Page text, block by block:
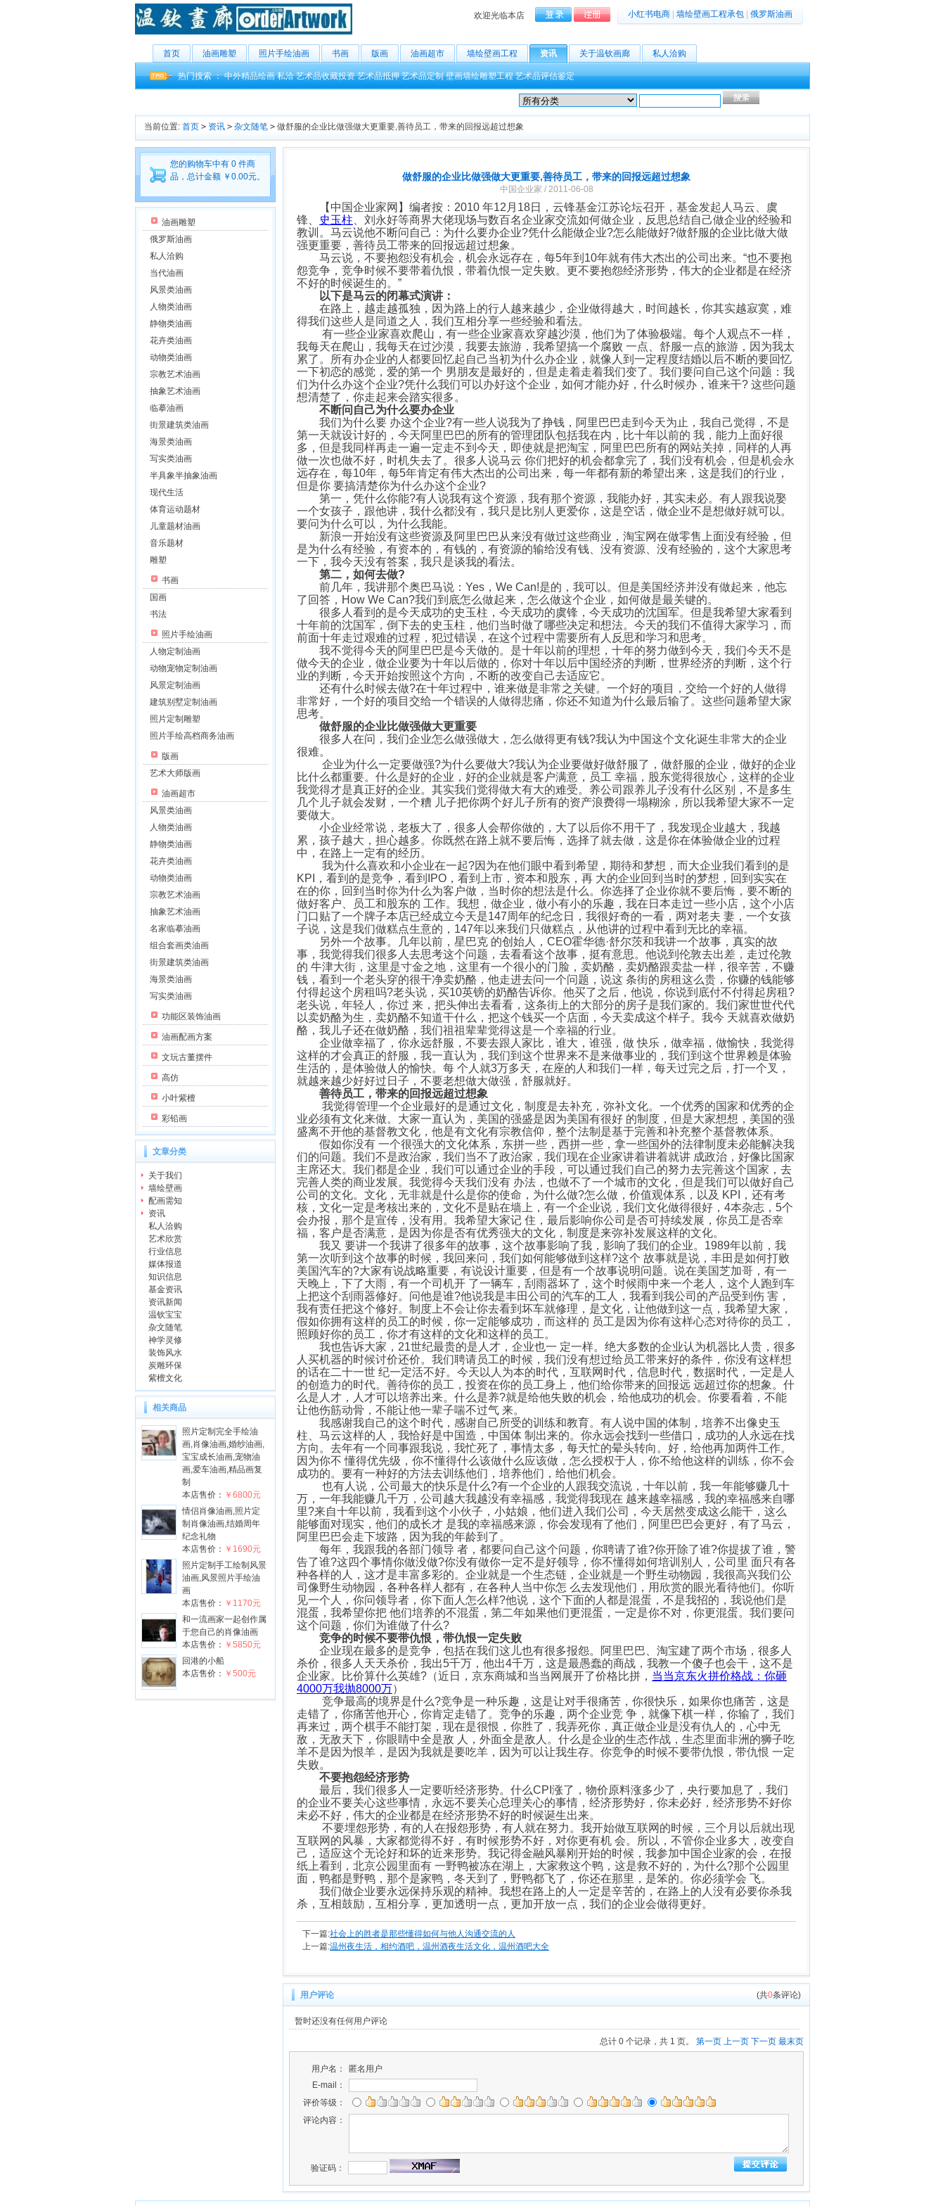
欢迎光临本店 小红书电商 墙绘壁画工程承包 俄罗斯油画
首页 油画雕塑 照片手绘油画 书画 版画 油画超市 墙绘壁画工程 资讯 关于温钦画廊 私人洽购
热门搜索 ：中外精品绘画 私洽 艺术品收藏投资 艺术品抵押 艺术品定制 壁画墙绘雕塑工程 艺术品评估鉴定
当前位置: 首页 > 资讯 > 杂文随笔 > 做舒服的企业比做强做大更重要,善待员工，带来的回报远超过想象
您的购物车中有 0 件商
品，总计金额 ￥0.00元。
油画雕塑
俄罗斯油画
私人洽购
当代油画
风景类油画
人物类油画
静物类油画
花卉类油画
动物类油画
宗教艺术油画
抽象艺术油画
临摹油画
街景建筑类油画
海景类油画
写实类油画
半具象半抽象油画
现代生活
体育运动题材
儿童题材油画
音乐题材
雕塑
书画
国画
书法
照片手绘油画
人物定制油画
动物宠物定制油画
风景定制油画
建筑别墅定制油画
照片定制雕塑
照片手绘高档商务油画
版画
艺术大师版画
油画超市
风景类油画
人物类油画
静物类油画
花卉类油画
动物类油画
宗教艺术油画
抽象艺术油画
名家临摹油画
组合套画类油画
街景建筑类油画
海景类油画
写实类油画
功能区装饰油画
油画配画方案
文玩古董摆件
高仿
小叶紫檀
彩铅画
文章分类
关于我们
墙绘壁画
配画需知
资讯
私人洽购
艺术欣赏
行业信息
媒体报道
知识信息
基金资讯
资讯新闻
温钦宝宝
杂文随笔
神学灵修
装饰风水
炭雕环保
紫檀文化
相关商品
照片定制完全手绘油
画,肖像油画,婚纱油画,
宝宝成长油画,宠物油
画,爱车油画,精品画复
制
本店售价： ￥6800元
情侣肖像油画,照片定
制肖像油画,结婚周年
纪念礼物
本店售价： ￥1690元
照片定制手工绘制风景
油画,风景照片手绘油
画
本店售价： ￥1170元
和一流画家一起创作属
于您自己的肖像油画
本店售价： ￥5850元
回港的小船
本店售价： ￥500元
做舒服的企业比做强做大更重要,善待员工，带来的回报远超过想象
中国企业家 / 2011-06-08
【中国企业家网】编者按：2010 年12月18日，云锋基金江苏论坛召开，基金发起人马云、虞
锋、
史玉柱 、刘永好等商界大佬现场与数百名企业家交流如何做企业，反思总结自己做企业的经验和
教训。马云说他不断问自己：为什么要办企业?凭什么能做企业?怎么能做好?做舒服的企业比做大做
强更重要，善待员工带来的回报远超过想象。
马云说，不要抱怨没有机会，机会永远存在，每5年到10年就有伟大杰出的公司出来。“也不要抱
怨竞争，竞争时候不要带着仇恨，带着仇恨一定失败。更不要抱怨经济形势，伟大的企业都是在经济
不好的时候诞生的。”
以下是马云的闭幕式演讲：
在路上，越走越孤独，因为路上的行人越来越少，企业做得越大，时间越长，你其实越寂寞，难
得我们这些人是同道之人，我们互相分享一些经验和看法。
有一些企业家喜欢爬山，有一些企业家喜欢穿越沙漠，他们为了体验极端。每个人观点不一样，
我每天在爬山，我每天在过沙漠，我要去旅游，我希望搞一个腐败 一点、舒服一点的旅游，因为我太
累了。所有办企业的人都要回忆起自己当初为什么办企业，就像人到一定程度结婚以后不断的要回忆
一下初恋的感觉，爱的第一个 男朋友是最好的，但是走着走着我们变了。我们要问自己这个问题：我
们为什么办这个企业?凭什么我们可以办好这个企业，如何才能办好，什么时候办，谁来干? 这些问题
想清楚了，你走起来会踏实很多。
不断问自己为什么要办企业
我们为什么要 办这个企业?有一些人说我为了挣钱，阿里巴巴走到今天为止，我自己觉得，不是
第一天就设计好的，今天阿里巴巴的所有的管理团队包括我在内，比十年以前的 我，能力上面好很
多，但是我同样再走一遍一定走不到今天，即使就是把淘宝，阿里巴巴所有的网站关掉，同样的人再
做一次也做不好，时机失去了。很多人说马云 你们把好的机会都拿完了，我们没有机会，但是机会永
远存在，每10年，每5年肯定有伟大杰出的公司出来，每一年都有新的希望出来，这是我们的行业，
但是你 要搞清楚你为什么办这个企业?
第一，凭什么你能?有人说我有这个资源，我有那个资源，我能办好，其实未必。有人跟我说娶
一个女孩子，跟他讲，我什么都没有，我只是比别人更爱你，这是空话，做企业不是想做好就可以。
要问为什么可以，为什么我能。
新浪一开始没有这些资源及阿里巴巴从来没有做过这些商业，淘宝网在做零售上面没有经验，但
是为什么有经验，有资本的，有钱的，有资源的输给没有钱、没有资源、没有经验的，这个大家思考
一下，我今天没有答案，我只是谈我的看法。
第二，如何去做?
前几年，我讲那个奥巴马说：Yes，We Can!是的，我可以。但是美国经济并没有做起来，他忘
了回答，How We Can?我们到底怎么做起来，怎么做这个企业，如何做是最关键的。
很多人看到的是今天成功的史玉柱，今天成功的虞锋，今天成功的沈国军。但是我希望大家看到
十年前的沈国军，倒下去的史玉柱，他们当时做了哪些决定和想法。今天的我们不值得大家学习，而
前面十年走过艰难的过程，犯过错误，在这个过程中需要所有人反思和学习和思考。
我不觉得今天的阿里巴巴是今天做的。是十年以前的理想，十年的努力做到今天，我们今天不是
做今天的企业，做企业要为十年以后做的，你对十年以后中国经济的判断，世界经济的判断，这个行
业的判断，今天开始按照这个方向，不断的改变自己去适应它。
还有什么时候去做?在十年过程中，谁来做是非常之关键。一个好的项目，交给一个好的人做得
非常好，一个好的项目交给一个错误的人做得悲痛，你还不知道为什么最后输了。这些问题希望大家
思考。
做舒服的企业比做强做大更重要
很多人在问，我们企业怎么做强做大，怎么做得更有钱?我认为中国这个文化诞生非常大的企业
很难。
企业为什么一定要做强?为什么要做大?我认为企业要做好做舒服了，做舒服的企业，做好的企业
比什么都重要。什么是好的企业，好的企业就是客户满意，员工 幸福，股东觉得很放心，这样的企业
我觉得才是真正好的企业。其实我们觉得做大有大的难受。养公司跟养儿子没有什么区别，不是多生
几个儿子就会发财，一个糟 儿子把你两个好儿子所有的资产浪费得一塌糊涂，所以我希望大家不一定
要做大。
小企业经常说，老板大了，很多人会帮你做的，大了以后你不用干了，我发现企业越大，我越
累，孩子越大，担心越多。你既然在路上就不要后悔，选择了就去做，这是你在体验做企业的过程
中，在路上一定有的经历。
我为什么喜欢和小企业在一起?因为在他们眼中看到希望，期待和梦想，而大企业我们看到的是
KPI，看到的是竞争，看到IPO，看到上市，资本和股东，再 大的企业回到当时的梦想，回到实实在
在的你，回到当时你为什么为客户做，当时你的想法是什么。你选择了企业你就不要后悔，要不断的
做好客户、员工和股东的 工作。我想，做企业，做小有小的乐趣，我在日本走过一些小店，这个小店
门口贴了一个牌子本店已经成立今天是147周年的纪念日，我很好奇的一看，两对老夫 妻，一个女孩
子说，这是我们做糕点生意的，147年以来我们只做糕点，从他讲的过程中看到无比的幸福。
另外一个故事。几年以前，星巴克 的创始人，CEO霍华德·舒尔茨和我讲一个故事，真实的故
事，我觉得我们很多人去思考这个问题，去看看这个故事，挺有意思。他说到伦敦去出差，走过伦敦
的 牛津大街，这里是寸金之地，这里有一个很小的门脸，卖奶酪，卖奶酪跟卖盐一样，很辛苦，不赚
钱，看到一个老头穿的很干净卖奶酪，他走进去问一个问题，说这 条街的房租这么贵，你赚的钱能够
付得起这个房租吗?老头说，买10英镑的奶酪告诉你。他买了之后，他说，你说到底付不付得起房租?
老头说，年轻人，你过 来，把头伸出去看看，这条街上的大部分的房子是我们家的。我们家世世代代
以卖奶酪为生，卖奶酪不知道干什么，把这个钱买一个店面，今天卖成这个样子。我今 天就喜欢做奶
酪，我儿子还在做奶酪，我们祖祖辈辈觉得这是一个幸福的行业。
企业做幸福了，你永远舒服，不要去跟人家比，谁大，谁强，做 快乐，做幸福，做愉快，我觉得
这样的才会真正的舒服，我一直认为，我们到这个世界来不是来做事业的，我们到这个世界赖是体验
生活的，是体验做人的愉快。每 个人就3万多天，在座的人和我们一样，每天过完之后，打一个叉，
就越来越少好好过日子，不要老想做大做强，舒服就好。
善待员工，带来的回报远超过想象
我觉得管理一个企业最好的是通过文化，制度是去补充，弥补文化。一个优秀的国家和优秀的企
业必须有文化来做。大家一直认为，美国的强盛是因为美国有很好 的制度，但是大家想想，美国的强
盛离不开他的基督教文化，他是有文化有宗教信仰，整个法制是基于完善和补充整个基督教体系。
假如你没有 一个很强大的文化体系，东拼一些，西拼一些，拿一些国外的法律制度未必能解决我
们的问题。我们不是政治家，我们当不了政治家，我们现在企业家讲着讲着就讲 成政治，好像比国家
主席还大。我们都是企业，我们可以通过企业的手段，可以通过我们自己的努力去完善这个国家，去
完善人类的商业发展。我觉得今天我们没有 办法，也做不了一个城市的文化，但是我们可以做好自己
公司的文化。文化，无非就是什么是你的使命，为什么做?怎么做，价值观体系，以及 KPI，还有考
核，文化一定是考核出来的，文化不是贴在墙上，有一个企业说，我们文化做得很好，4本杂志，5个
会办报，那个是宣传，没有用。我希望大家记 住，最后影响你公司是否可持续发展，你员工是否幸
福，客户是否满意，是因为你是否有优秀强大的文化，制度是来弥补发展这样的文化。
我又 要讲一个我讲了很多年的故事，这个故事影响了我，影响了我们的企业。1989年以前，我
第一次听到这个故事的时候，我回来问，我们如何能够做到这样?这个 故事就是说，丰田是如何打败
美国汽车的?大家有说战略重要，有说设计重要，但是有一个故事说明问题。说在美国芝加哥，有一
天晚上，下了大雨，有一个司机开 了一辆车，刮雨器坏了，这个时候雨中来一个老人，这个人跑到车
上把这个刮雨器修好。问他是谁?他说我是丰田公司的汽车的工人，我看到我公司的产品受到伤 害，
我有责任把这个修好。制度上不会让你去看到坏车就修理，是文化，让他做到这一点，我希望大家，
假如你拥有这样的员工的时候，你一定能够成功，而这样的 员工是因为你有这样心态对待你的员工，
照顾好你的员工，你才有这样的文化和这样的员工。
我也告诉大家，21世纪最贵的是人才，企业也一 定一样。绝大多数的企业认为机器比人贵，很多
人买机器的时候讨价还价。我们聘请员工的时候，我们没有想过给员工带来好的条件，你没有这样想
的话在二十一世 纪一定活不好。今天以人为本的时代，互联网时代，信息时代，数据时代，一定是人
的创造力的时代。善待你的员工，投资在你的员工身上，他们给你带来的回报远 远超过你的想象。什
么是人才，人才可以培养出来。什么是养?就是给他失败的机会，给他成功的机会。你要看着，不能
让他伤筋动骨，不能让他一辈子喘不过气 来。
我感谢我自己的这个时代，感谢自己所受的训练和教育。有人说中国的体制，培养不出像史玉
柱、马云这样的人，我恰好是中国造，中国体 制出来的。你永远会找到一些借口，成功的人永远在找
方向。去年有一个同事跟我说，我忙死了，事情太多，每天忙的晕头转向。好，给他再加两件工作。
因为你不 懂得优先级，你不懂得什么该做什么应该做，怎么授权于人，你不给他这样的训练，你不会
成功的。要有一种好的方法去训练他们，培养他们，给他们机会。
也有人说，公司最大的快乐是什么?有一个企业的人跟我交流说，十年以前，我一年能够赚几十
万，一年我能赚几千万，公司越大我越没有幸福感，我觉得我现在 越来越幸福感，我的幸福感来自哪
里?来自十年以前，我看到这个小伙子，小姑娘，他们进入我们公司，今天居然变成这么能干，这么
能够面对现实，他们的成长才 是我的幸福感来源，你会发现有了他们，阿里巴巴会更好，有了马云，
阿里巴巴会走下坡路，因为我的年龄到了。
每年，我跟我的各部门领导 者，都要问自己这个问题，你聘请了谁?你开除了谁?你提拔了谁，警
告了谁?这四个事情你做没做?你没有做你一定不是好领导，你不懂得如何培训别人，公司里 面只有各
种各样的人，这才是丰富多彩的。企业就是一个生态链，企业就是一个野生动物园，我很高兴我们公
司像野生动物园，各种各样人都有，在各种人当中你怎 么去发现他们，用欣赏的眼光看待他们。你听
见一个人，你问领导者，你下面人怎么样?他说，这个下面的人都是混蛋，不是我招的，我说他们是
混蛋，我希望你把 他们培养的不混蛋，第二年如果他们更混蛋，一定是你不对，你更混蛋。我们要问
这个问题，你们为谁做了什么?
竞争的时候不要带仇恨，带仇恨一定失败
企业现在最多的是竞争，包括在我们这儿也有很多报怨。阿里巴巴、淘宝建了两个市场，很多人
杀价，很多人天天杀价，我出5千万，他出4千万，这是最愚蠢的商战，我教一个傻子也会干，这不是
企业家。比价算什么英雄?（近日，京东商城和当当网展开了价格比拼， 当当京东火拼价格战：你砸
4000万我抛8000万）
竞争最高的境界是什么?竞争是一种乐趣，这是让对手很痛苦，你很快乐，如果你也痛苦，这是
走错了，你痛苦他开心，你肯定走错了。竞争的乐趣，两个企业竞 争，就像下棋一样，你输了，我们
再来过，两个棋手不能打架，现在是很恨，你胜了，我弄死你，真正做企业是没有仇人的，心中无
敌，无敌天下，你眼睛中全是敌 人，外面全是敌人。什么是企业的生态作战，生态里面非洲的狮子吃
羊不是因为恨羊，是因为我就是要吃羊，因为可以让我生存。你竞争的时候不要带仇恨，带仇恨 一定
失败。
不要抱怨经济形势
最后，我们很多人一定要听经济形势。什么CPI涨了，物价原料涨多少了，央行要加息了，我们
的企业不要关心这些事情，永远不要关心总理关心的事情，经济形势好，你未必好，经济形势不好你
未必不好，伟大的企业都是在经济形势不好的时候诞生出来。
不要埋怨形势，有的人在报怨形势，有人就在努力。我开始做互联网的时候，三个月以后就出现
互联网的风暴，大家都觉得不好，有时候形势不好，对你更有机 会。所以，不管你企业多大，改变自
己，适应这个无论好和坏的近来形势。我记得金融风暴刚开始的时候，我参加中国企业家的会，在报
纸上看到，北京公园里面有 一野鸭被冻在湖上，大家救这个鸭，这是救不好的，为什么?那个公园里
面，鸭都是野鸭，那个是家鸭，冬天到了，野鸭都飞了，你还在那里，是笨的。你必须学会 飞。
我们做企业要永远保持乐观的精神。我想在路上的人一定是辛苦的，在路上的人没有必要你杀我
杀，互相鼓励，互相分享，更加透明一点，更加开放一点，我们的企业会做得更好。
下一篇:社会上的胜者是那些懂得如何与他人沟通交流的人
上一篇:温州夜生活，相约酒吧，温州酒夜生活文化，温州酒吧大全
用户评论 (共0条评论)
暂时还没有任何用户评论
总计 0 个记录，共 1 页。 第一页 上一页 下一页 最末页
用户名：
匿名用户
E-mail：
评价等级：
评论内容：
验证码：